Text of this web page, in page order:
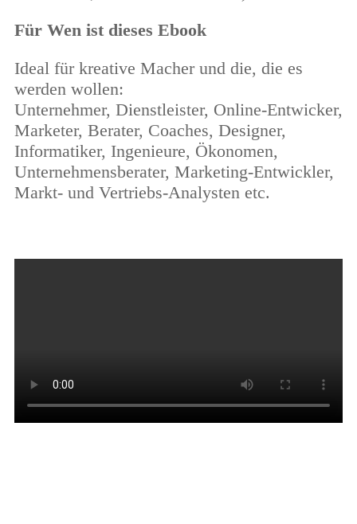
Für Wen ist dieses Ebook
Ideal für kreative Macher und die, die es
werden wollen:
Unternehmer, Dienstleister, Online-Entwicker,
Marketer, Berater, Coaches, Designer,
Informatiker, Ingenieure, Ökonomen,
Unternehmensberater, Marketing-Entwickler,
Markt- und Vertriebs-Analysten etc.